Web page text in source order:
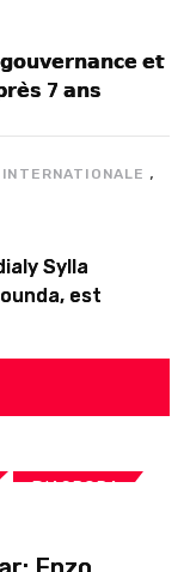
𝗴𝗼𝘂𝘃𝗲𝗿𝗻𝗮𝗻𝗰𝗲 𝗲𝘁
7 𝗮𝗻𝘀
INTERNATIONALE ,
Sylla
est
DIASPORA